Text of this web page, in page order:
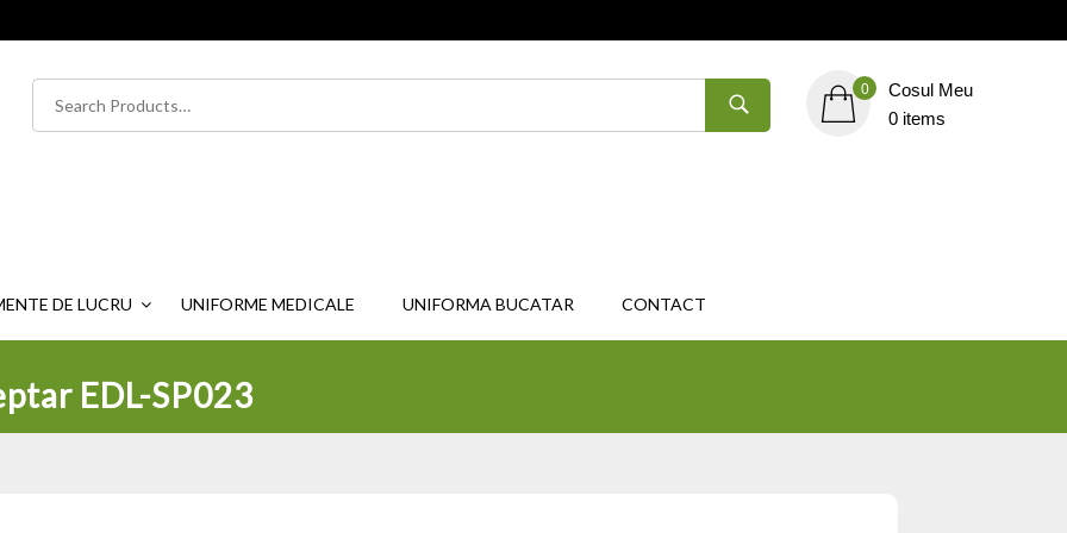
după:
0
Cosul Meu
0 items
DE LUCRU UNIFORME MEDICALE UNIFORMA BUCATAR CONTACT
EDL-SP023